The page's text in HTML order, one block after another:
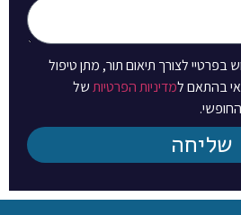
לצורך תיאום תור, מתן טיפול
בהתאם למדיניות הפרטיותשל
שליחה